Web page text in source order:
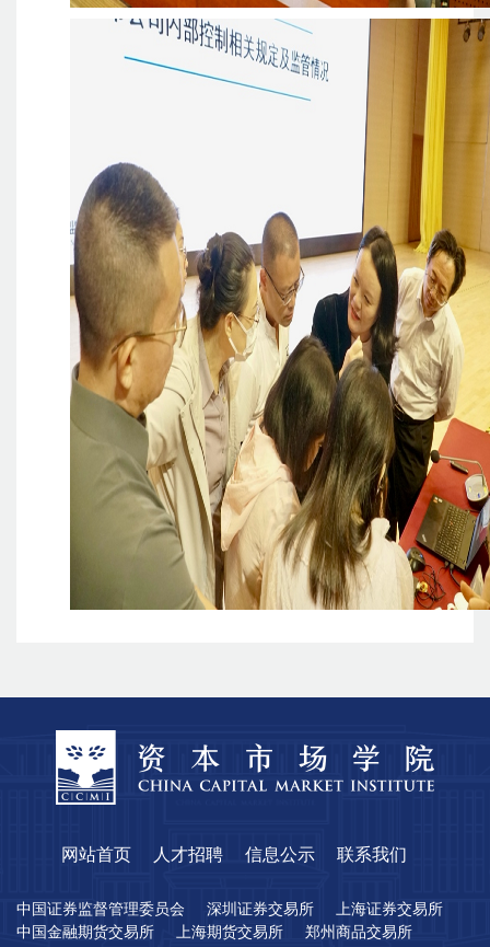
网站首页 人才招聘 信息公示 联系我们
中国证券监督管理委员会 深圳证券交易所
上海证券交易所
中国金融期货交易所
上海期货交易所 郑州商品交易所